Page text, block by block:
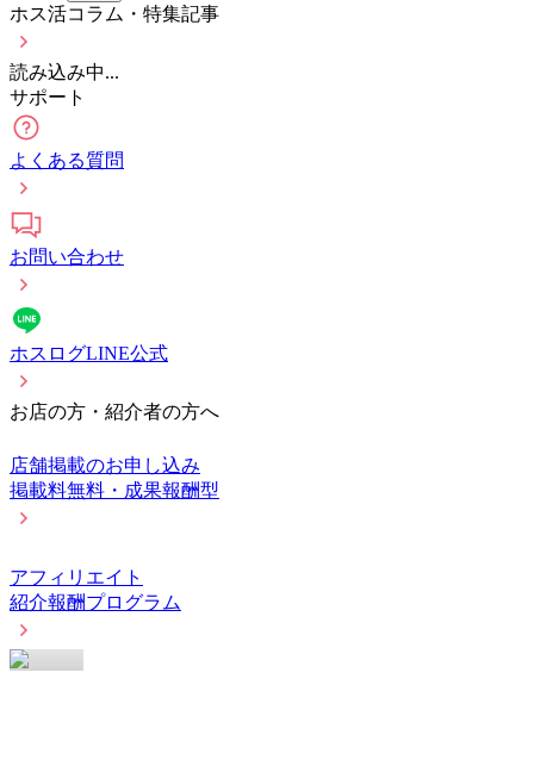
ホス活コラム・特集記事
読み込み中...
サポート
よくある質問
お問い合わせ
ホスログLINE公式
お店の方・紹介者の方へ
店舗掲載のお申し込み
掲載料無料・成果報酬型
アフィリエイト
紹介報酬プログラム